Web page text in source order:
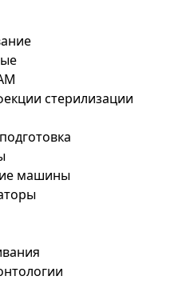
стерилизации
машины